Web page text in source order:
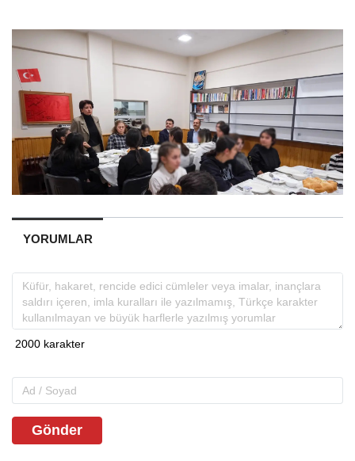
YORUMLAR
Gönder